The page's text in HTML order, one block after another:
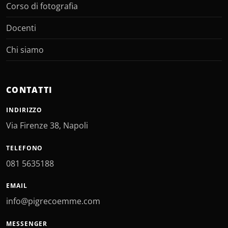
Corso di fotografia
Docenti
Chi siamo
CONTATTI
INDIRIZZO
Via Firenze 38, Napoli
TELEFONO
081 5635188
EMAIL
info@pigrecoemme.com
MESSENGER